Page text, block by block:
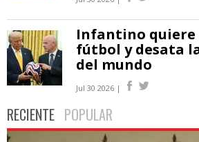
Infantino
fútbol y desata
del mundo
Jul 30 2026 |
RECIENTE POPULAR